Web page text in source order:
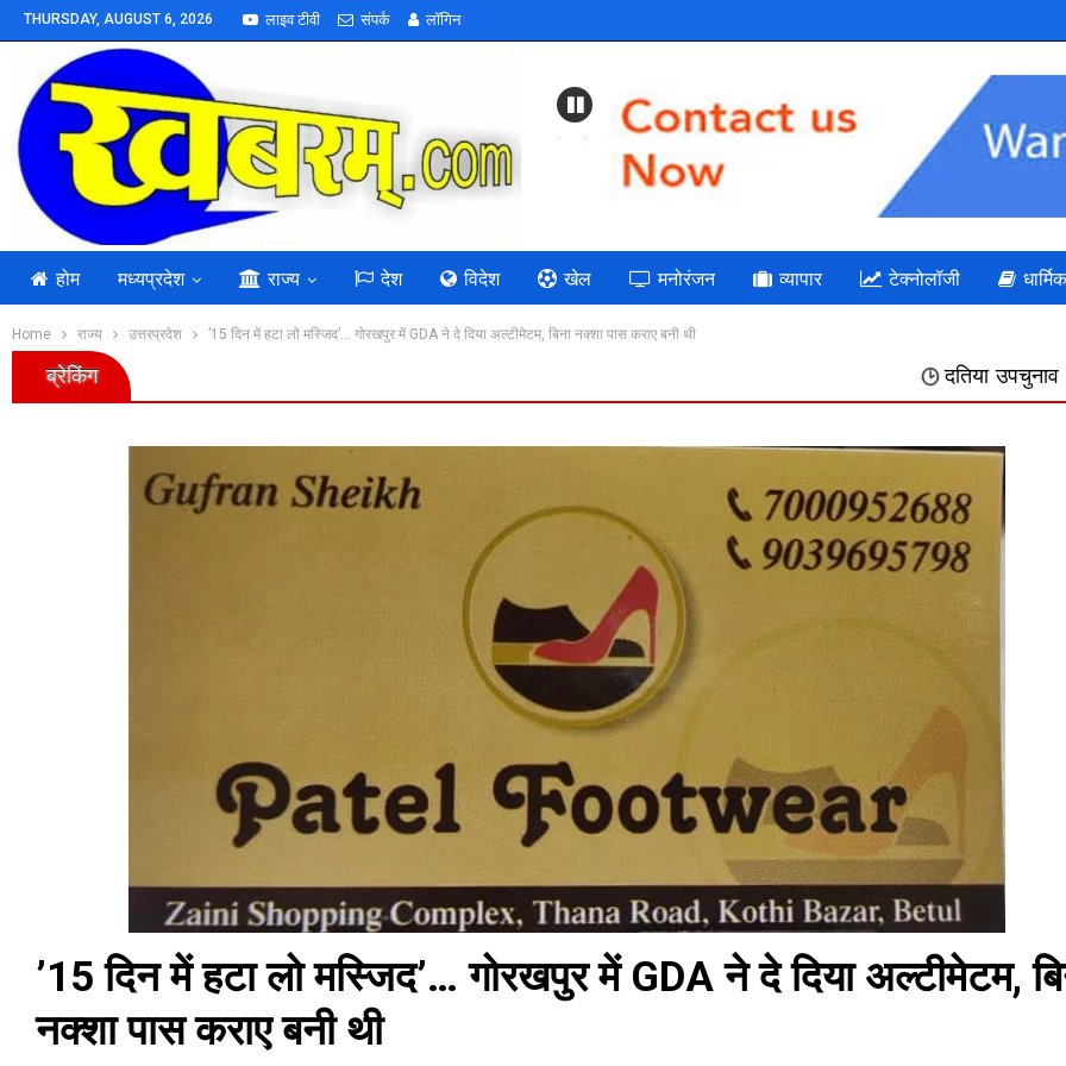
THURSDAY, AUGUST 6, 2026 लाइव टीवी संपर्क लॉगिन
Previous
होम मध्यप्रदेश राज्य देश विदेश खेल मनोरंजन व्यापार टेक्नोलॉजी धार्मिक
Home राज्य उत्तरप्रदेश ’15 दिन में हटा लो मस्जिद’… गोरखपुर में GDA ने दे दिया अल्टीमेटम, बिना नक्शा पास कराए बनी थी
ब्रेकिंग दतिया उपचुनाव " भाजपा: गलत
’15 दिन में हटा लो मस्जिद’… गोरखपुर में GDA ने दे दिया अल्टीमेटम,
नक्शा पास कराए बनी थी